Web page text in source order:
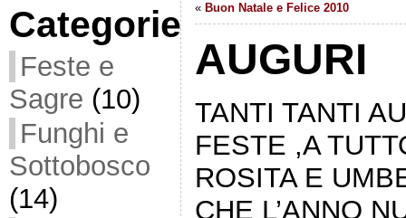
Categorie
Feste e
Sagre (10)
Funghi e
Sottobosco
(14)
« Buon Natale e Felice 2010
AUGURI
TANTI TANTI
FESTE ,A
ROSITA E
CHE L’ANNO